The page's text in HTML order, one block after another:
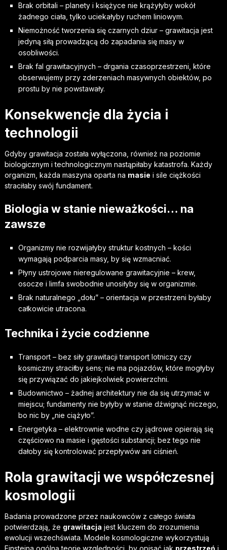
Brak orbitali – planety i księżyce nie krążyłyby wokół
żadnego ciała, tylko uciekałyby ruchem liniowym.
Niemożność tworzenia się czarnych dziur – grawitacja jest
jedyną siłą prowadzącą do zapadania się masy w
osobliwości.
Brak fal grawitacyjnych – drgania czasoprzestrzeni, które
obserwujemy przy zderzeniach masywnych obiektów, po
prostu by nie powstawały.
Konsekwencje dla życia i
technologii
Gdyby grawitacja została wyłączona, również na poziomie
biologicznym i technologicznym nastąpiłaby katastrofa. Każdy
organizm, każda maszyna oparta na masie i sile ciężkości
straciłaby swój fundament.
Biologia w stanie nieważkości… na
zawsze
Organizmy nie rozwijałyby struktur kostnych – kości
wymagają podparcia masy, by się wzmacniać.
Płyny ustrojowe nieregulowane grawitacyjnie – krew,
osocze i limfa swobodnie unosiłyby się w organizmie.
Brak naturalnego „dołu” – orientacja w przestrzeni byłaby
całkowicie utracona.
Technika i życie codzienne
Transport – bez siły grawitacji transport lotniczy czy
kosmiczny straciłby sens; nie ma pojazdów, które mogłyby
się przywiązać do jakiejkolwiek powierzchni.
Budownictwo – żadnej architektury nie da się utrzymać w
miejscu; fundamenty nie byłyby w stanie dźwignąć niczego,
bo nic by „nie ciążyło”.
Energetyka – elektrownie wodne czy jądrowe opierają się
częściowo na masie i gęstości substancji; bez tego nie
dałoby się kontrolować przepływów ani ciśnień.
Rola grawitacji we współczesnej
kosmologii
Badania prowadzone przez naukowców z całego świata
potwierdzają, że grawitacja jest kluczem do zrozumienia
ewolucji wszechświata. Modele kosmologiczne wykorzystują
Einsteina ogólną teorię względności, by opisać jak przestrzeń i